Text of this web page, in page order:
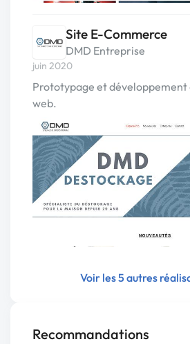
Site E-Commerce
DMD Entreprise
juin 2020
Prototypage et
web.
Voir les 5 autres
Recommandations